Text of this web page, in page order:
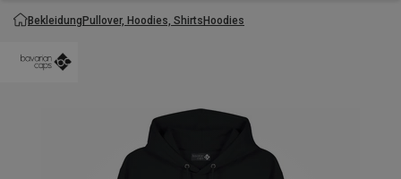
BekleidungPullover, Hoodies, ShirtsHoodies